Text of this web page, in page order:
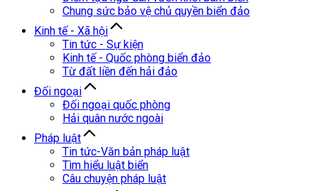
Chung sức bảo vệ chủ quyền biển đảo
Kinh tế - Xã hội
Tin tức - Sự kiện
Kinh tế - Quốc phòng biển đảo
Từ đất liền đến hải đảo
Đối ngoại
Đối ngoại quốc phòng
Hải quân nước ngoài
Pháp luật
Tin tức-Văn bản pháp luật
Tìm hiểu luật biển
Câu chuyện pháp luật